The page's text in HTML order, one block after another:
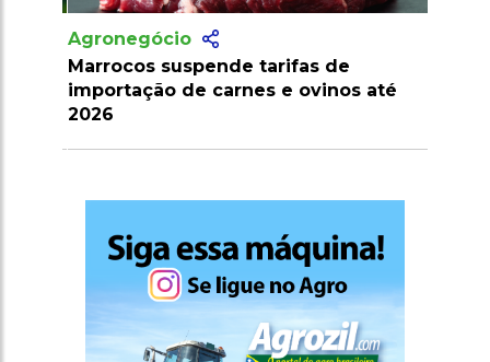
Agronegócio
Marrocos suspende tarifas de
importação de carnes e ovinos até
2026